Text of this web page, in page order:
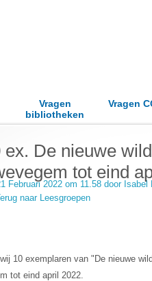
Vragen
bibliotheken
Vragen
ex. De nieuwe
tot eind
Februari 2022 om 11.58 door Isabel
naar Leesgroepen
10 exemplaren van "De nieuwe
tot eind april 2022.